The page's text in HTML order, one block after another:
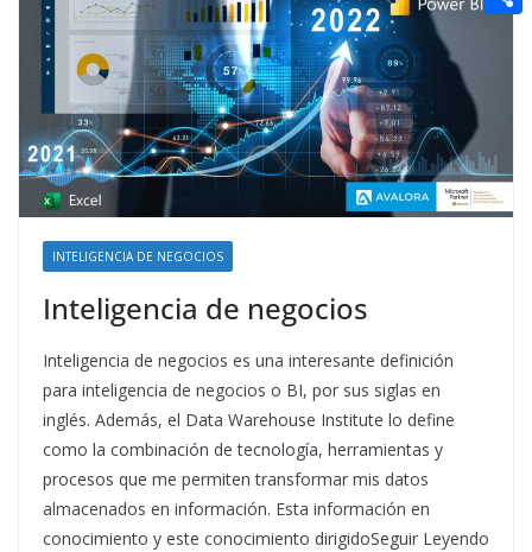
INTELIGENCIA DE NEGOCIOS
Inteligencia de negocios
Inteligencia de negocios es una interesante definición
para inteligencia de negocios o BI, por sus siglas en
inglés. Además, el Data Warehouse Institute lo define
como la combinación de tecnología, herramientas y
procesos que me permiten transformar mis datos
almacenados en información. Esta información en
conocimiento y este conocimiento dirigidoSeguir Leyendo
n
s
t
a
t
a
r